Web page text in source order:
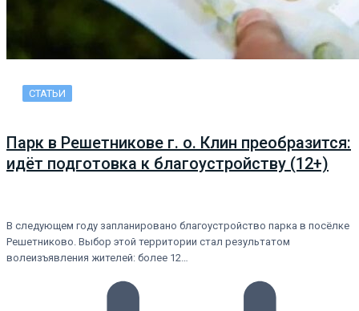
СТАТЬИ
Парк в Решетникове г. о. Клин преобразится:
идёт подготовка к благоустройству (12+)
В следующем году запланировано благоустройство парка в посёлке
Решетниково. Выбор этой территории стал результатом
волеизъявления жителей: более 12…